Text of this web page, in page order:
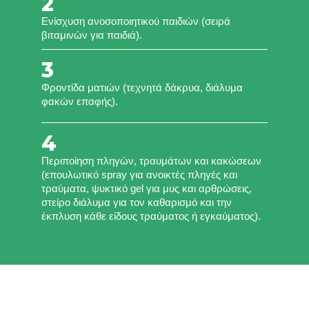
Eνίσχυση ανοσοποιητικού παιδιών (σειρά
βιταμινών για παιδιά).
3
Φροντίδα ματιών (τεχνητά δάκρυα, διάλυμα
φακών επαφής).
4
Περιποίηση πληγών, τραυμάτων και κακώσεων
(επουλωτικό spray για ανοικτές πληγές και
τραύματα, ψυκτικό gel για μυς και αρθρώσεις,
στείρο διάλυμα για τον καθαρισμό και την
έκπλυση κάθε είδους τραύματος ή εγκαύματος).